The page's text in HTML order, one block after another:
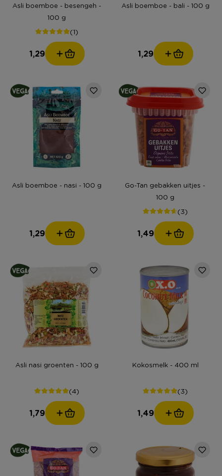
Asli boemboe - besengeh -
100 g
(1)
1,29
Asli boemboe - bali - 100 g
1,29
Asli boemboe - nasi - 100 g
1,29
Go-Tan gebakken uitjes -
100 g
(3)
1,49
Asli nasi groenten - 100 g
(4)
1,79
Kokosmelk - 400 ml
(3)
1,49